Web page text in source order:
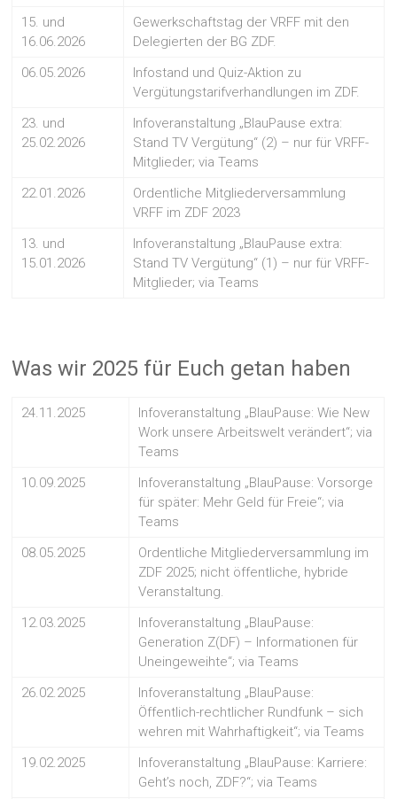
15. und
16.06.2026
Gewerkschaftstag der VRFF mit den
Delegierten der BG ZDF.
06.05.2026
Infostand und Quiz-Aktion zu
Vergütungstarifverhandlungen im ZDF.
23. und
25.02.2026
Infoveranstaltung „BlauPause extra:
Stand TV Vergütung“ (2) – nur für VRFF-
Mitglieder; via Teams
22.01.2026
Ordentliche Mitgliederversammlung
VRFF im ZDF 2023
13. und
15.01.2026
Infoveranstaltung „BlauPause extra:
Stand TV Vergütung“ (1) – nur für VRFF-
Mitglieder; via Teams
Was wir 2025 für Euch getan haben
24.11.2025
Infoveranstaltung „BlauPause: Wie New
Work unsere Arbeitswelt verändert“; via
Teams
10.09.2025
Infoveranstaltung „BlauPause: Vorsorge
für später: Mehr Geld für Freie“; via
Teams
08.05.2025
Ordentliche Mitgliederversammlung im
ZDF 2025; nicht öffentliche, hybride
Veranstaltung.
12.03.2025
Infoveranstaltung „BlauPause:
Generation Z(DF) – Informationen für
Uneingeweihte“; via Teams
26.02.2025
Infoveranstaltung „BlauPause:
Öffentlich-rechtlicher Rundfunk – sich
wehren mit Wahrhaftigkeit“; via Teams
19.02.2025
Infoveranstaltung „BlauPause: Karriere:
Geht’s noch, ZDF?“; via Teams